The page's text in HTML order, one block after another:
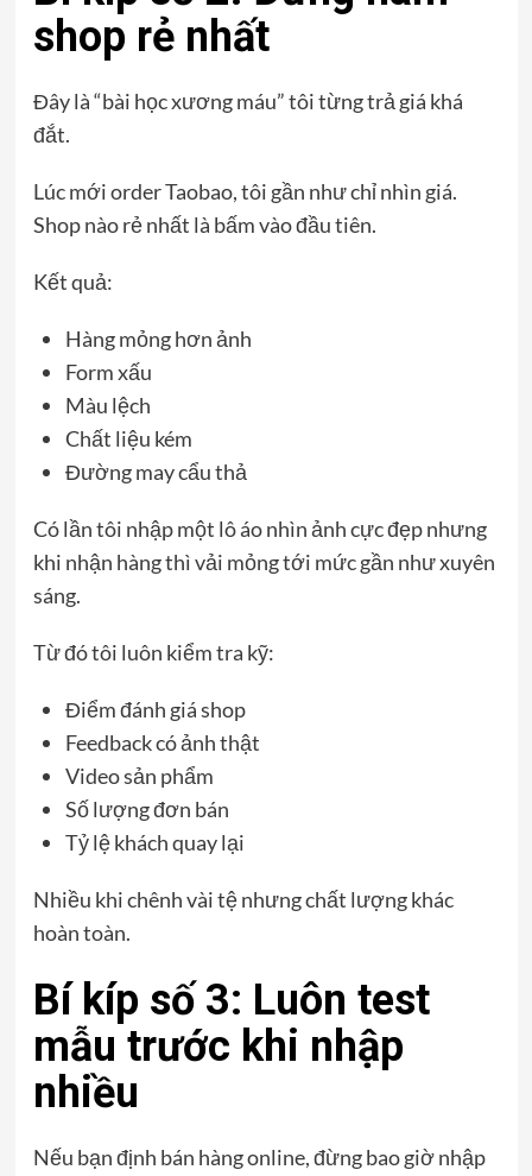
shop rẻ nhất
Đây là “bài học xương máu” tôi từng trả giá khá
đắt.
Lúc mới order Taobao, tôi gần như chỉ nhìn giá.
Shop nào rẻ nhất là bấm vào đầu tiên.
Kết quả:
Hàng mỏng hơn ảnh
Form xấu
Màu lệch
Chất liệu kém
Đường may cẩu thả
Có lần tôi nhập một lô áo nhìn ảnh cực đẹp nhưng
khi nhận hàng thì vải mỏng tới mức gần như xuyên
sáng.
Từ đó tôi luôn kiểm tra kỹ:
Điểm đánh giá shop
Feedback có ảnh thật
Video sản phẩm
Số lượng đơn bán
Tỷ lệ khách quay lại
Nhiều khi chênh vài tệ nhưng chất lượng khác
hoàn toàn.
Bí kíp số 3: Luôn test
mẫu trước khi nhập
nhiều
Nếu bạn định bán hàng online, đừng bao giờ nhập